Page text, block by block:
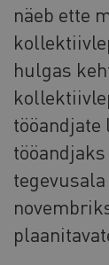
näeb ette
hulgas